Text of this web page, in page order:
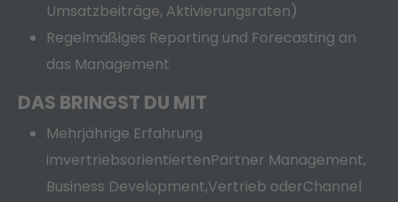
Umsatzbeiträge, Aktivierungsraten)
Regelmäßiges Reporting und Forecasting an
das Management
DAS BRINGST DU MIT
Mehrjährige Erfahrung
imvertriebsorientiertenPartner Management,
Business Development,Vertrieb oderChannel